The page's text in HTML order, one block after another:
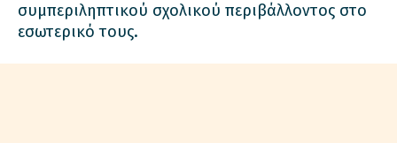
συμπεριληπτικού σχολικού περιβάλλοντος στο
εσωτερικό τους.